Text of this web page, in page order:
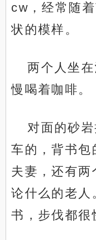
cw，经常随
状的模样。
两个人坐
慢喝着咖啡。
对面的砂
车的，背书包
夫妻，还有两
论什么的老人
书，步伐都很